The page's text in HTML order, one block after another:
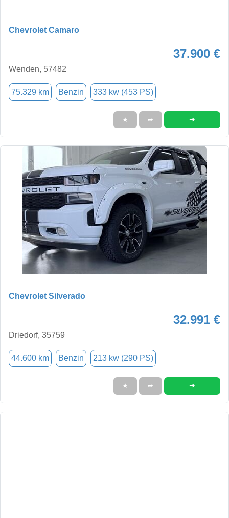
Chevrolet Camaro
37.900 €
Wenden, 57482
75.329 km Benzin 333 kw (453 PS)
★ ➦ ➜
Chevrolet Silverado
32.991 €
Driedorf, 35759
44.600 km Benzin 213 kw (290 PS)
★ ➦ ➜